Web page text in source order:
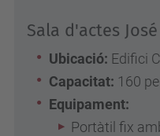
Sala d'actes
Ubicació: Edifici
Capacitat: 160
Equipament:
Portàtil fix